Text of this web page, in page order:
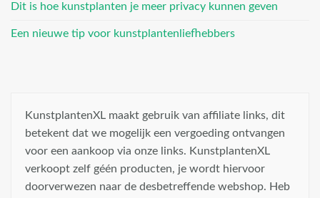
Dit is hoe kunstplanten je meer privacy kunnen geven
Een nieuwe tip voor kunstplantenliefhebbers
KunstplantenXL maakt gebruik van affiliate links, dit
betekent dat we mogelijk een vergoeding ontvangen
voor een aankoop via onze links. KunstplantenXL
verkoopt zelf géén producten, je wordt hiervoor
doorverwezen naar de desbetreffende webshop. Heb